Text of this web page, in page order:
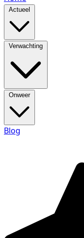
Actueel
Verwachting
Onweer
Blog